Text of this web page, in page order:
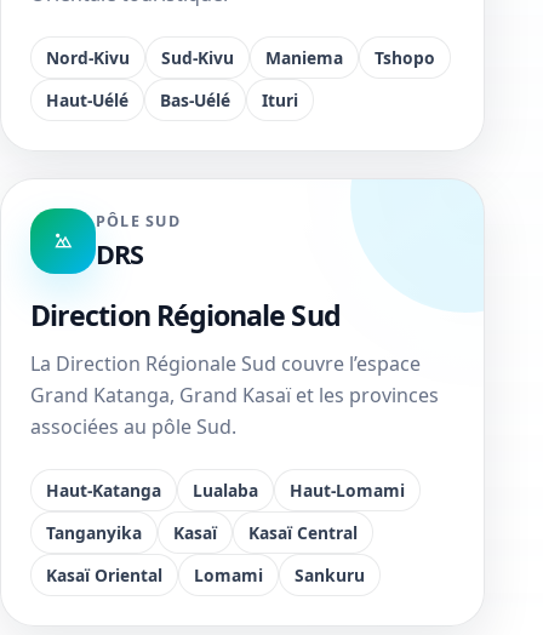
Nord-Kivu Sud-Kivu Maniema
Tshopo
Haut-Uélé
Bas-Uélé Ituri
PÔLE SUD
DRS
Direction Régionale Sud
La Direction Régionale Sud couvre l’espace
Grand Katanga, Grand Kasaï et les provinces
associées au pôle Sud.
Haut-Katanga Lualaba
Haut-Lomami
Tanganyika
Kasaï
Kasaï Central
Kasaï Oriental
Lomami Sankuru